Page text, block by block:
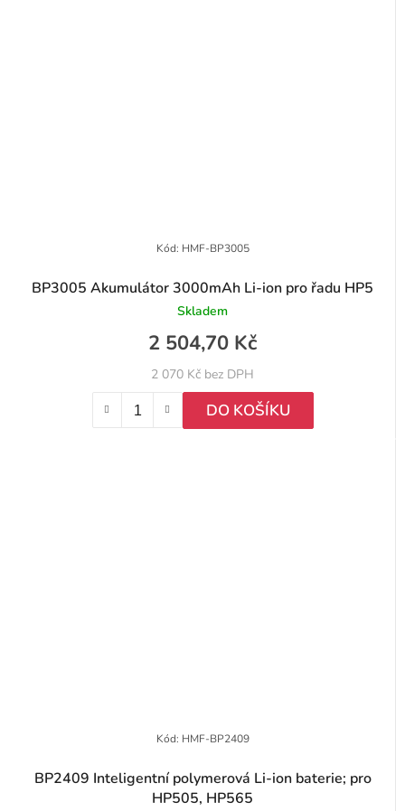
BP3005 Akumulátor 3000mAh Li-ion pro řadu HP5
Skladem
2 070 Kč bez DPH
2 504,70 Kč
DO KOŠÍKU
Kód: HMF-BP3005
BP2409 Inteligentní polymerová Li-ion baterie; pro
HP505, HP565
Kód: HMF-BP2409